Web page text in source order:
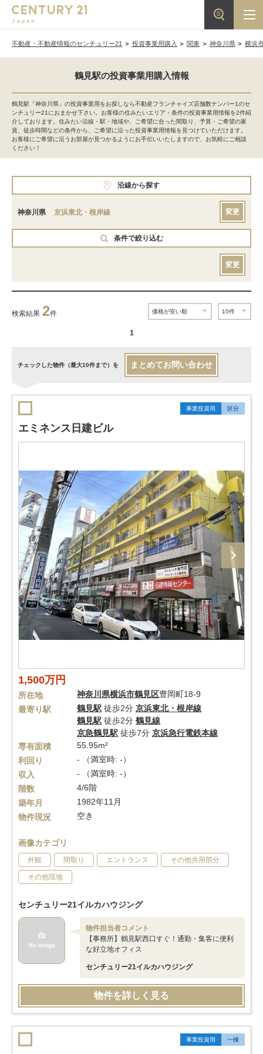
不動産・不動産情報のセンチュリー21 投資事業用購入 関東 神奈川県 横浜
鶴見駅の投資事業用購入情報
鶴見駅「神奈川県」の投資事業用をお探しなら不動産フランチャイズ店舗数ナンバー1のセ
ンチュリー21におまかせ下さい。お客様の住みたいエリア・条件の投資事業用情報を2件紹
介しております。住みたい沿線・駅・地域や、ご希望に合った間取り、予算・ご希望の家
賃、徒歩時間などの条件から、ご希望に沿った投資事業用情報を見つけていただけます。
お客様にご希望に沿うお部屋が見つかるようにお手伝いいたしますので、お気軽にご相談
ください！
沿線から探す
神奈川県 京浜東北・根岸線 変更
条件で絞り込む
変更
検索結果 2件
1
チェックした物件（最大10件まで）を まとめてお問い合わせ
事業投資用 区分
エミネンス日建ビル
1,500万円
所在地 神奈川県横浜市鶴見区豊岡町18-9
最寄り駅
鶴見駅 徒歩2分 京浜東北・根岸線
鶴見駅 徒歩2分 鶴見線
京急鶴見駅 徒歩7分 京浜急行電鉄本線
専有面積
55.95m²
利回り
- （満室時: -）
収入
- （満室時: -）
階数
4/6階
築年月
1982年11月
物件現況
空き
画像カテゴリ
外観 間取り エントランス その他共用部分
その他現地
センチュリー21イルカハウジング
物件担当者コメント
【事務所】鶴見駅西口すぐ！通勤・集客に便利
な好立地オフィス
センチュリー21イルカハウジング
物件を詳しく見る
事業投資用 一棟